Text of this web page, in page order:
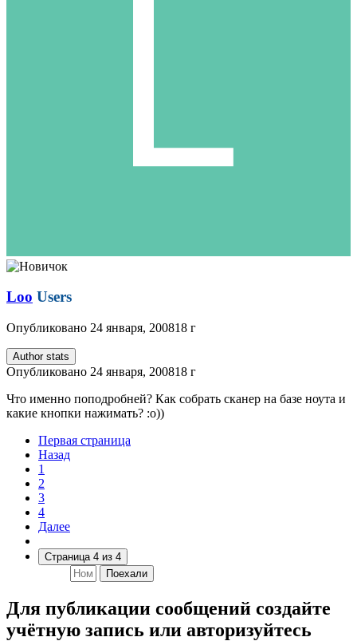
Loo Users
Опубликовано 24 января, 200818 г
Author stats
Опубликовано 24 января, 200818 г
Что именно поподробней? Как собрать сканер на базе ноута и
какие кнопки нажимать? :о))
Первая страница
Назад
1
2
3
4
Далее
Страница 4 из 4
Поехали
Для публикации сообщений создайте
учётную запись или авторизуйтесь